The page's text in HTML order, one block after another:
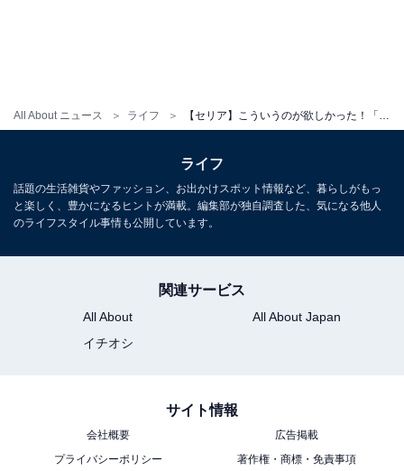
All About ニュース ライフ
「モバイルクリーニングツール」でイヤホンを掃
実際に「モバイルクリーニングツール」を使ってイヤホ
ンを掃除してみます。
棒を使って掃除していたのですが、「モバイルクリーニ
ングツール」のほうが握りやすく汚れが取りやすく感じ
ライフ
話題の生活雑貨やファッション、お出かけスポット情報など、暮らしがもっ
と楽しく、豊かになるヒントが満載。編集部が独自調査した、気になる他人
のライフスタイル事情も公開しています。
関連サービス
All About
All About Japan
イチオシ
サイト情報
会社概要
広告掲載
プライバシーポリシー
著作権・商標・免責事項